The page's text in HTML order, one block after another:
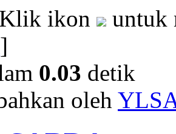
ikon
untuk
]
0.03 detik
oleh